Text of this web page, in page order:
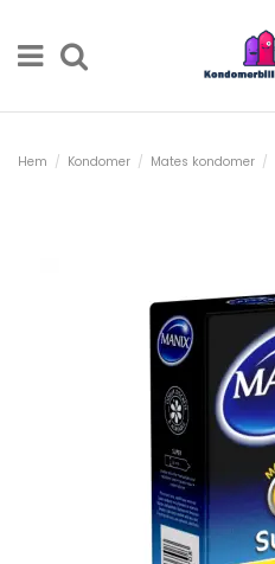
Hem Kondomer Mates kondomer